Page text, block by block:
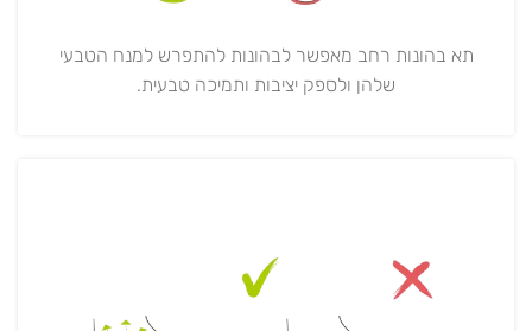
תא בהונות רחב מאפשר לבהונות להתפרש למנח הטבעי
שלהן ולספק יציבות ותמיכה טבעית.